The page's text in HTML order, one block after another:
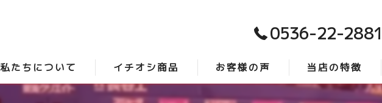
0536-22-2881
私たちについて イチオシ商品 お客様の声 当店の特徴